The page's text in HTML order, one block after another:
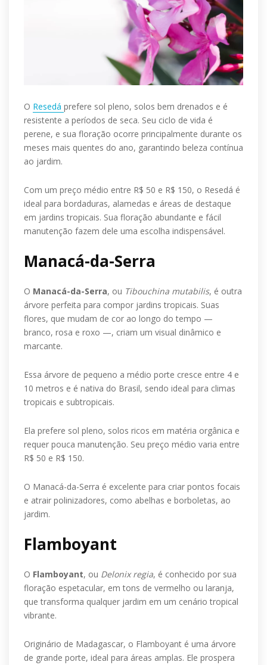
O Resedá prefere sol pleno, solos bem drenados e é
resistente a períodos de seca. Seu ciclo de vida é
perene, e sua floração ocorre principalmente durante os
meses mais quentes do ano, garantindo beleza contínua
ao jardim.
Com um preço médio entre R$ 50 e R$ 150, o Resedá é
ideal para bordaduras, alamedas e áreas de destaque
em jardins tropicais. Sua floração abundante e fácil
manutenção fazem dele uma escolha indispensável.
Manacá-da-Serra
O Manacá-da-Serra, ou Tibouchina mutabilis, é outra
árvore perfeita para compor jardins tropicais. Suas
flores, que mudam de cor ao longo do tempo —
branco, rosa e roxo —, criam um visual dinâmico e
marcante.
Essa árvore de pequeno a médio porte cresce entre 4 e
10 metros e é nativa do Brasil, sendo ideal para climas
tropicais e subtropicais.
Ela prefere sol pleno, solos ricos em matéria orgânica e
requer pouca manutenção. Seu preço médio varia entre
R$ 50 e R$ 150.
O Manacá-da-Serra é excelente para criar pontos focais
e atrair polinizadores, como abelhas e borboletas, ao
jardim.
Flamboyant
O Flamboyant, ou Delonix regia, é conhecido por sua
floração espetacular, em tons de vermelho ou laranja,
que transforma qualquer jardim em um cenário tropical
vibrante.
Originário de Madagascar, o Flamboyant é uma árvore
de grande porte, ideal para áreas amplas. Ele prospera